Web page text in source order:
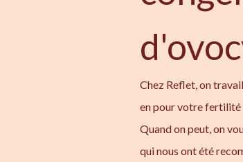
Chez Reflet, on
en pour votre fertilité
Quand on peut, on
qui nous ont été